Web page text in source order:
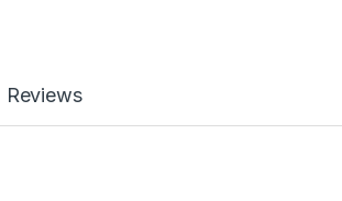
Reviews